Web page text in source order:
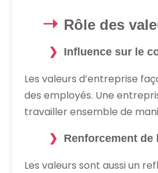
Rôle des
Influence sur le
Les valeurs d’entreprise
des employés. Une
travailler ensemble de
Renforcement de
Les valeurs sont aussi un